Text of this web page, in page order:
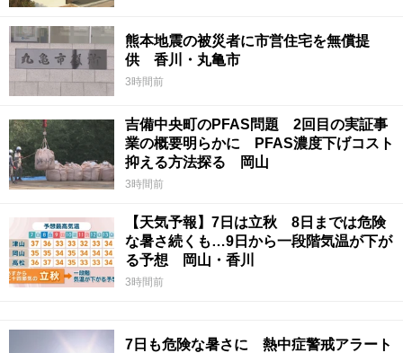
熊本地震の被災者に市営住宅を無償提
供 香川・丸亀市
3時間前
吉備中央町のPFAS問題 2回目の実証事
業の概要明らかに PFAS濃度下げコスト
抑える方法探る 岡山
3時間前
【天気予報】7日は立秋 8日までは危険
な暑さ続くも…9日から一段階気温が下が
る予想 岡山・香川
3時間前
7日も危険な暑さに 熱中症警戒アラート